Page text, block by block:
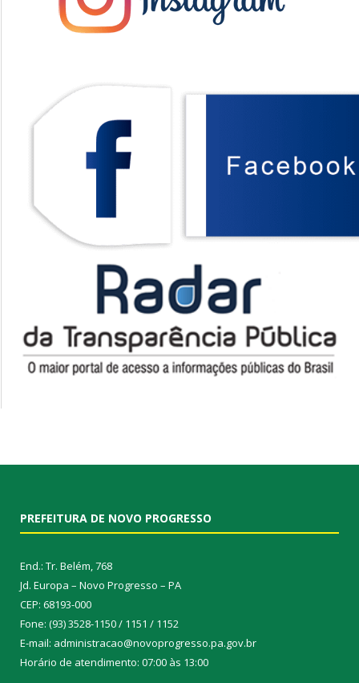
PREFEITURA DE NOVO PROGRESSO
End.: Tr. Belém, 768
Jd. Europa – Novo Progresso – PA
CEP: 68193-000
Fone: (93) 3528-1150 / 1151 / 1152
E-mail: administracao@novoprogresso.pa.gov.br
Horário de atendimento: 07:00 às 13:00